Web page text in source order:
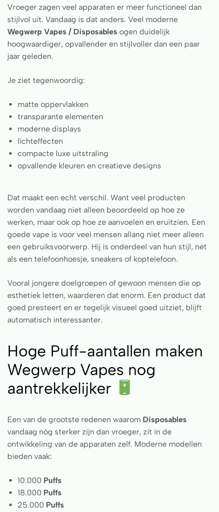
Vroeger zagen veel apparaten er meer functioneel dan
stijlvol uit. Vandaag is dat anders. Veel moderne
Wegwerp Vapes / Disposables ogen duidelijk
hoogwaardiger, opvallender en stijlvoller dan een paar
jaar geleden.
Je ziet tegenwoordig:
matte oppervlakken
transparante elementen
moderne displays
lichteffecten
compacte luxe uitstraling
opvallende kleuren en creatieve designs
Dat maakt een echt verschil. Want veel producten
worden vandaag niet alleen beoordeeld op hoe ze
werken, maar ook op hoe ze aanvoelen en eruitzien. Een
goede vape is voor veel mensen allang niet meer alleen
een gebruiksvoorwerp. Hij is onderdeel van hun stijl, net
als een telefoonhoesje, sneakers of koptelefoon.
Vooral jongere doelgroepen of gewoon mensen die op
esthetiek letten, waarderen dat enorm. Een product dat
goed presteert en er tegelijk visueel goed uitziet, blijft
automatisch interessanter.
Hoge Puff-aantallen maken
Wegwerp Vapes nog
aantrekkelijker
Een van de grootste redenen waarom Disposables
vandaag nóg sterker zijn dan vroeger, zit in de
ontwikkeling van de apparaten zelf. Moderne modellen
bieden vaak:
10.000 Puffs
18.000 Puffs
25.000 Puffs